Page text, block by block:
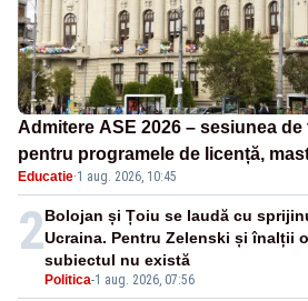
Admitere ASE 2026 – sesiunea
pentru programele de licență,
Educatie·1 aug. 2026, 10:45
2
Politica-1 aug. 2026, 07:56
Bolojan și Țoiu se laudă cu
Ucraina. Pentru Zelenski și înalții
subiectul nu există